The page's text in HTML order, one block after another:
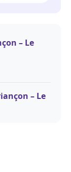
– Le
– Le